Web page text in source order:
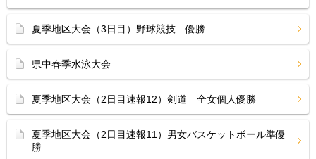
夏季地区大会（3日目）野球競技 優勝
県中春季水泳大会
夏季地区大会（2日目速報12）剣道 全女個人優勝
夏季地区大会（2日目速報11）男女バスケットボール準優
勝